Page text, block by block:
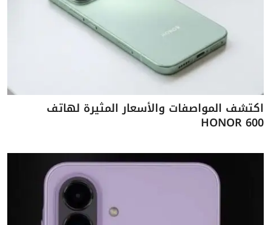
اكتشف المواصفات والأسعار المثيرة لهاتف
HONOR 600